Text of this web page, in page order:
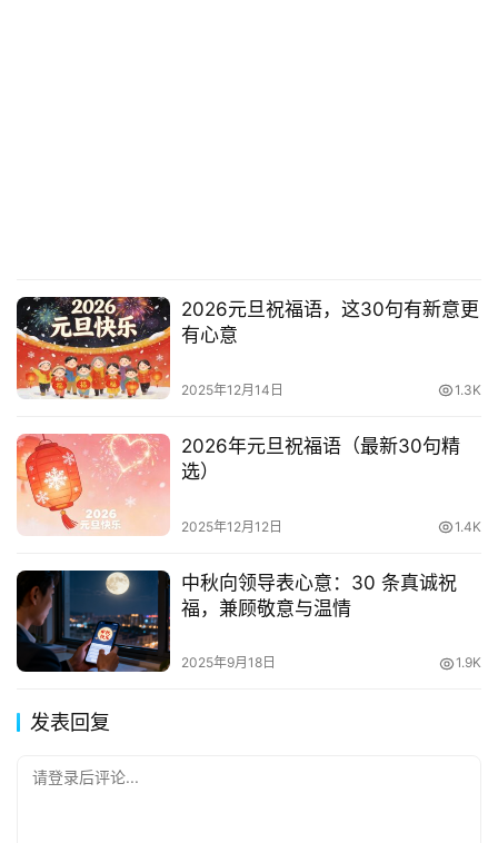
2026元旦祝福语，这30句有新意更
有心意
2025年12月14日 1.3K
2026年元旦祝福语（最新30句精
选）
2025年12月12日 1.4K
中秋向领导表心意：30 条真诚祝
福，兼顾敬意与温情
2025年9月18日 1.9K
发表回复
请登录后评论...